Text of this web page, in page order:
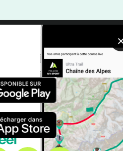
Distance Faible/
Course à Pied